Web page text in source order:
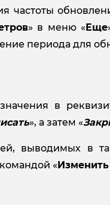
частоты
» в меню «Еще
периода для
в
», а затем «
выводимых в
«